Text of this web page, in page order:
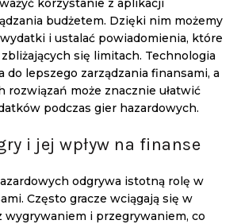
korzystanie z aplikacji
budżetem. Dzięki nim możemy
i ustalać powiadomienia, które
się limitach. Technologia
do lepszego zarządzania finansami, a
rozwiązań może znacznie ułatwić
podczas gier hazardowych.
i jej wpływ na finanse
odgrywa istotną rolę w
Często gracze wciągają się w
wygrywaniem i przegrywaniem, co